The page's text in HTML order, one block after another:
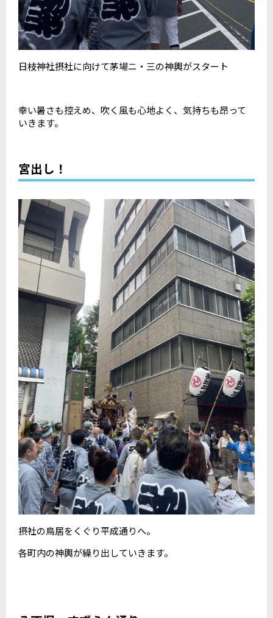
日枝神社摂社に向けて茅場ニ・三の神輿がスタート
幸い暑さも控えめ、吹く風も心地よく、気持ちも昂って
いきます。
宮出し！
摂社の鳥居をくぐり平成通りへ。
各町内の神輿が繰り出していきます。